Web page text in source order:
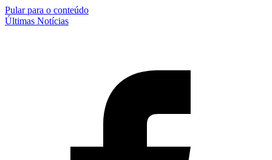
Pular para o conteúdo
Últimas Notícias